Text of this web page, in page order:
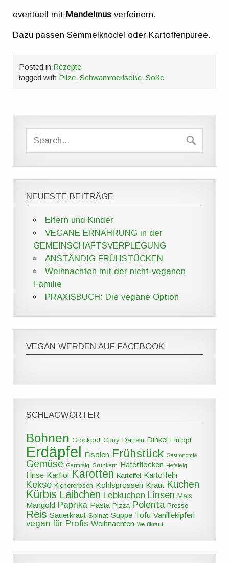
eventuell mit Mandelmus verfeinern.
Dazu passen Semmelknödel oder Kartoffenpüree.
Posted in Rezepte
tagged with Pilze,Schwammerlsoße,Soße
NEUESTE BEITRÄGE
Eltern und Kinder
VEGANE ERNÄHRUNG in der
GEMEINSCHAFTSVERPLEGUNG
ANSTÄNDIG FRÜHSTÜCKEN
Weihnachten mit der nicht-veganen
Familie
PRAXISBUCH: Die vegane Option
VEGAN WERDEN AUF FACEBOOK:
SCHLAGWÖRTER
Bohnen Crockpot Curry Datteln Dinkel Eintopf
Erdäpfel Fisolen Frühstück Gastronomie
Gemüse Germteig Grünkern Haferflocken Hefeteig
Hirse Karfiol Karotten Kartoffel Kartoffeln
Kekse Kichererbsen Kohlsprossen Kraut Kuchen
Kürbis Laibchen Lebkuchen Linsen Mais
Mangold Paprika Pasta Pizza Polenta Presse
Reis Sauerkraut Spinat Suppe Tofu Vanillekipferl
vegan für Profis Weihnachten Weißkraut